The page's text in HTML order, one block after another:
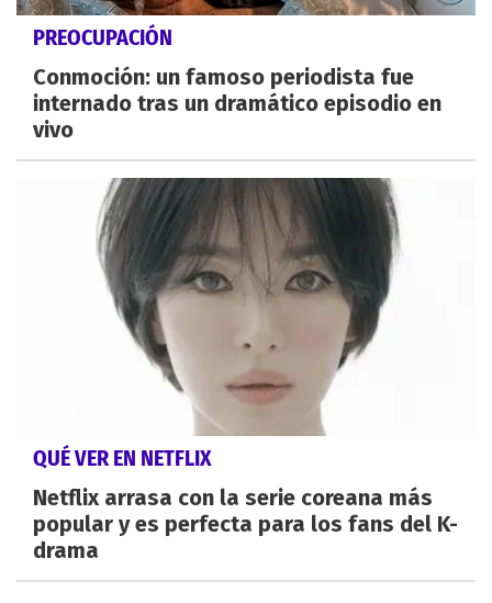
PREOCUPACIÓN
Conmoción: un famoso periodista fue
internado tras un dramático episodio en
vivo
QUÉ VER EN NETFLIX
Netflix arrasa con la serie coreana más
popular y es perfecta para los fans del K-
drama